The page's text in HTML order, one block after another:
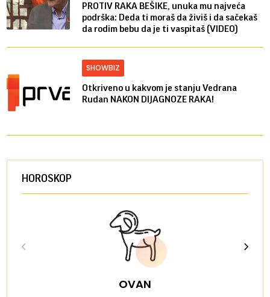
PROTIV RAKA BEŠIKE, unuka mu najveća
podrška: Deda ti moraš da živiš i da sačekaš
da rodim bebu da je ti vaspitaš (VIDEO)
SHOWBIZ
Otkriveno u kakvom je stanju Vedrana
Rudan NAKON DIJAGNOZE RAKA!
HOROSKOP
OVAN